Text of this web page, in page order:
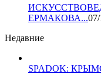
ЕРМАКОВА...
Недавние
SPADOK: